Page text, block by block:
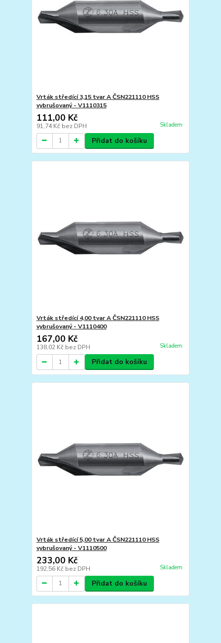
Vrták středící 3,15 tvar A ČSN221110 HSS
vybrušovaný - V1110315
111,00 Kč
91,74 Kč bez DPH Skladem
Přidat do košíku
Vrták středící 4,00 tvar A ČSN221110 HSS
vybrušovaný - V1110400
167,00 Kč
138,02 Kč bez DPH Skladem
Přidat do košíku
Vrták středící 5,00 tvar A ČSN221110 HSS
vybrušovaný - V1110500
233,00 Kč
192,56 Kč bez DPH Skladem
Přidat do košíku